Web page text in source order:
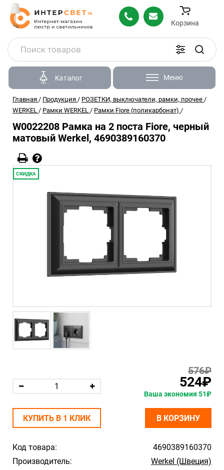
Корзина
Каталог Меню
Главная / Продукция / РОЗЕТКИ, выключатели, рамки, прочее /
WERKEL / Рамки WERKEL / Рамки Fiore (поликарбонат) /
W0022208 Рамка на 2 поста Fiore, черный
матовый Werkel, 4690389160370
СКИДКА
Код товара:
4690389160370
Производитель:
Werkel (Швеция)
576₽
524₽
Ваша экономия 51₽
КУПИТЬ В 1 КЛИК В КОРЗИНУ